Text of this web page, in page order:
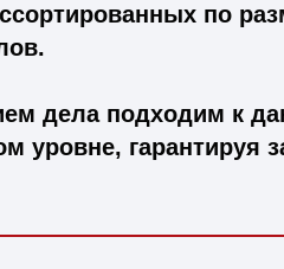
по
дела подходим к
уровне, гарантируя